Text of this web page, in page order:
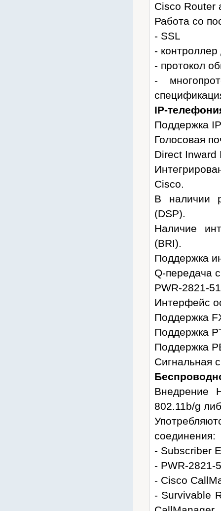
Cisco Router
Работа со
- SSL
- контроллер
- протокол
-
IP-
Поддержка
Голосовая
Direct Inward
Cisco.
В наличии
(DSP).
Наличие
(BRI).
Поддержка
Q-передача
PWR-2821-
Интерфейс
Поддержка
Поддержка
Поддержка
Сигнальная
Внедрение
802.11b/g
соединения:
- Subscriber
- PWR-2821-
- Cisco
- Survivable